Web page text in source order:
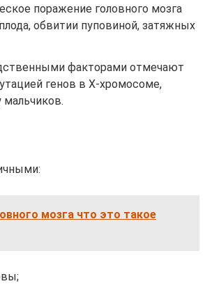
поражение головного мозга
обвитии пуповиной, затяжных
факторами отмечают
генов в Х-хромосоме,
мальчиков.
мозга что это такое